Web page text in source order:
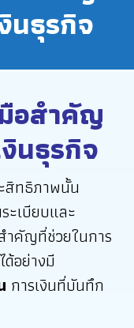
นธุรกิจ
อสำคัญ
นธุรกิจ
สิทธิภาพนั้น
ะเบียบและ
ำคัญที่ช่วยในการ
อย่างมี
การเงินที่บันทึก